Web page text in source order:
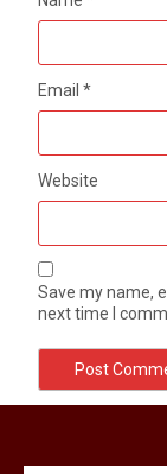
Email*
Website
Save my name,
next time I